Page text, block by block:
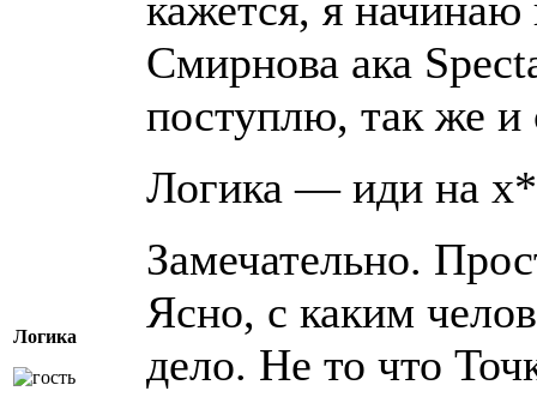
Логика
кажется, я начинаю
Смирнова ака
поступлю, так же и
Логика — иди на
Замечательно.
Ясно, с каким
дело. Не то что